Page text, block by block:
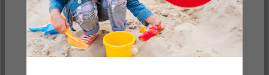
Beschreibung
An 3 Seiten ist ein 20 cm hoher Fallschutz angebracht.
Aufstiegshilfe auf stabilen Rollen zum Herausziehen, kann
arretiert w…Mehr
Diese Website verwendet Cookies, um Ihnen die
bestmögliche Funktionalität bieten zu können... Mehr
Informationen.